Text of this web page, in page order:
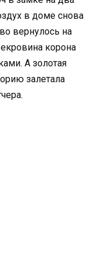
в доме снова
вернулось на
корона
А золотая
залетала